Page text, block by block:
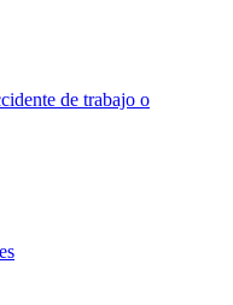
de trabajo o